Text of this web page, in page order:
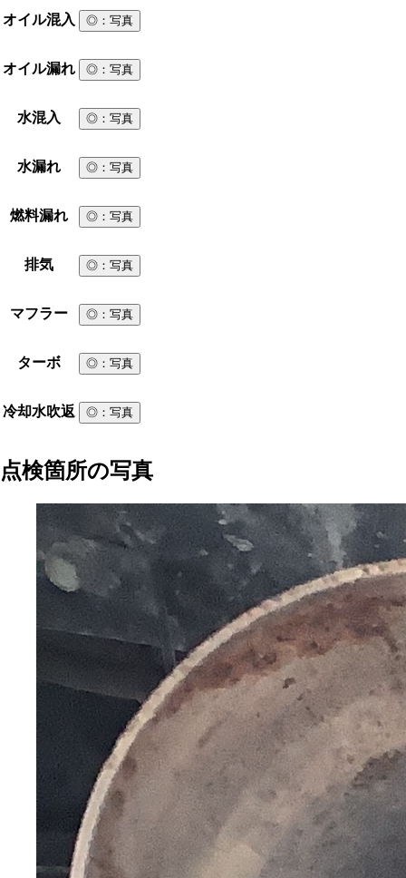
オイル混入 ◎ ：写真
オイル漏れ ◎ ：写真
水混入 ◎ ：写真
水漏れ ◎ ：写真
燃料漏れ ◎ ：写真
排気 ◎ ：写真
マフラー ◎ ：写真
ターボ ◎ ：写真
冷却水吹返 ◎ ：写真
点検箇所の写真